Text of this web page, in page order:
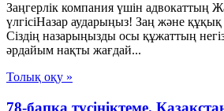
Заңгерлік компания үшін адвокаттың
үлгісіНазар аударыңыз! Заң және
Сіздің назарыңызды осы құжаттың
әрдайым нақты жағдай...
Толық оқу »
78-бапқа түсініктеме.